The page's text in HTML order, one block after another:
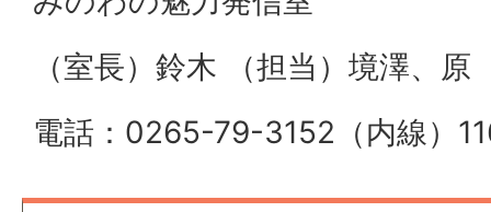
（室長）鈴木 （担当）境澤、原
電話：0265-79-3152（内線）